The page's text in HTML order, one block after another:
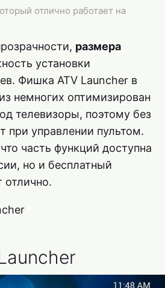
отлично работает на
размера
установки
Фишка ATV Launcher в
немногих оптимизирован
телевизоры, поэтому без
при управлении пультом.
часть функций доступна
но и бесплатный
отлично.